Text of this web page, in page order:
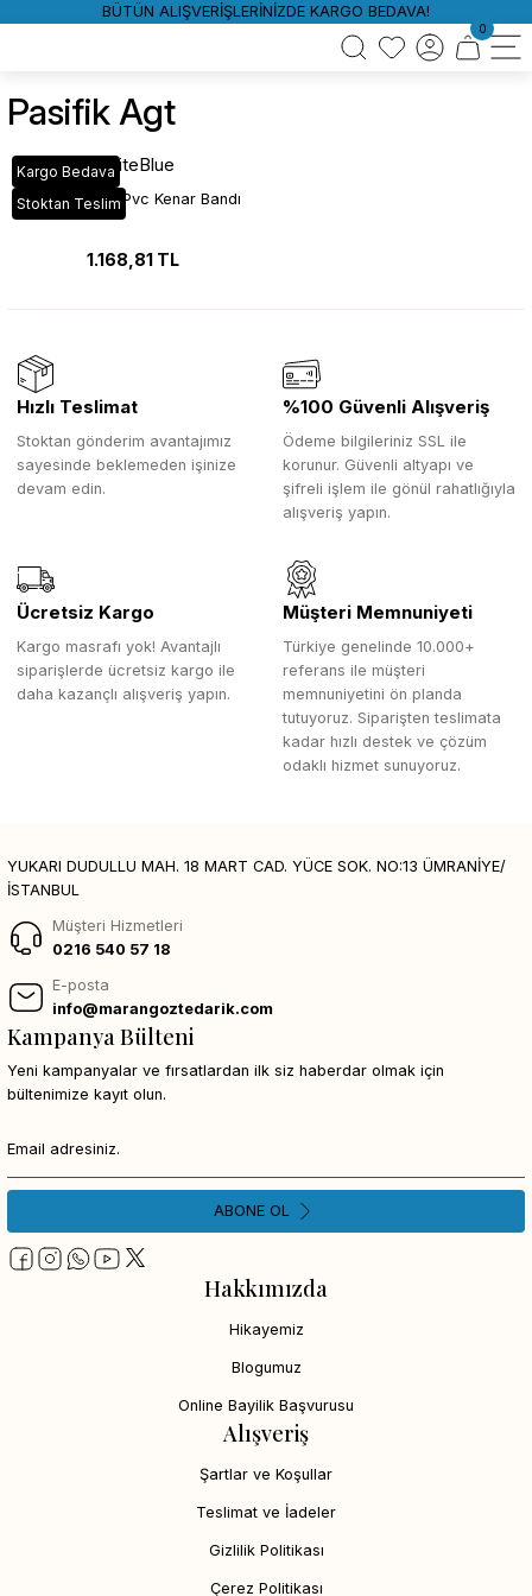
BÜTÜN ALIŞVERİŞLERİNİZDE KARGO BEDAVA!
0
Pasifik Agt
Kargo Bedava
Stoktan Teslim
WhiteBlue
3029 Pasifik Pvc Kenar Bandı
1.168,81 TL
Hızlı Teslimat
Stoktan gönderim avantajımız
sayesinde beklemeden işinize
devam edin.
%100 Güvenli Alışveriş
Ödeme bilgileriniz SSL ile
korunur. Güvenli altyapı ve
şifreli işlem ile gönül rahatlığıyla
alışveriş yapın.
Ücretsiz Kargo
Kargo masrafı yok! Avantajlı
siparişlerde ücretsiz kargo ile
daha kazançlı alışveriş yapın.
Müşteri Memnuniyeti
Türkiye genelinde 10.000+
referans ile müşteri
memnuniyetini ön planda
tutuyoruz. Siparişten teslimata
kadar hızlı destek ve çözüm
odaklı hizmet sunuyoruz.
YUKARI DUDULLU MAH. 18 MART CAD. YÜCE SOK. NO:13 ÜMRANİYE/
İSTANBUL
Müşteri Hizmetleri
0216 540 57 18
E-posta
info@marangoztedarik.com
Hakkımızda
Hikayemiz
Blogumuz
Online Bayilik Başvurusu
Alışveriş
Şartlar ve Koşullar
Teslimat ve İadeler
Gizlilik Politikası
Çerez Politikası
Kampanya Bülteni
Yeni kampanyalar ve fırsatlardan ilk siz haberdar olmak için
bültenimize kayıt olun.
ABONE OL